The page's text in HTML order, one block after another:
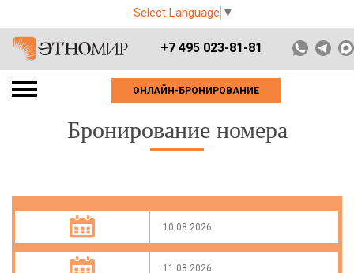
Select Language ▼
+7 495 023-81-81
ОНЛАЙН-БРОНИРОВАНИЕ
Бронирование номера